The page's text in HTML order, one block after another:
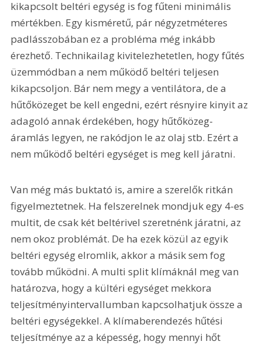
kikapcsolt beltéri egység is fog fűteni minimális
mértékben. Egy kisméretű, pár négyzetméteres
padlásszobában ez a probléma még inkább
érezhető. Technikailag kivitelezhetetlen, hogy fűtés
üzemmódban a nem működő beltéri teljesen
kikapcsoljon. Bár nem megy a ventilátora, de a
hűtőközeget be kell engedni, ezért résnyire kinyit az
adagoló annak érdekében, hogy hűtőközeg-
áramlás legyen, ne rakódjon le az olaj stb. Ezért a
nem működő beltéri egységet is meg kell járatni.
Van még más buktató is, amire a szerelők ritkán
figyelmeztetnek. Ha felszerelnek mondjuk egy 4-es
multit, de csak két beltérivel szeretnénk járatni, az
nem okoz problémát. De ha ezek közül az egyik
beltéri egység elromlik, akkor a másik sem fog
tovább működni. A multi split klímáknál meg van
határozva, hogy a kültéri egységet mekkora
teljesítményintervallumban kapcsolhatjuk össze a
beltéri egységekkel. A klímaberendezés hűtési
teljesítménye az a képesség, hogy mennyi hőt